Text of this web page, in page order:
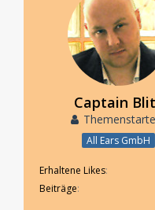
Captain
All Ears GmbH
Erhaltene Likes
Beiträge